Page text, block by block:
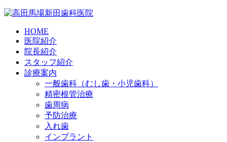
HOME
医院紹介
院長紹介
スタッフ紹介
診療案内
一般歯科（むし歯・小児歯科）
精密根管治療
歯周病
予防治療
入れ歯
インプラント